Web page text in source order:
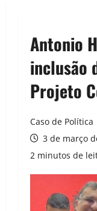
Antonio
inclusão
Projeto
Caso de Política
3 de março
2 minutos de